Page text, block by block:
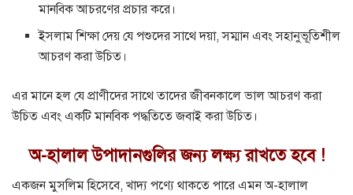
মানবিক আচরণের প্রচার করে।
ইসলাম শিক্ষা দেয় যে পশুদের সাথে দয়া, সম্মান এবং সহানুভূতিশীল
আচরণ করা উচিত।
এর মানে হল যে প্রাণীদের সাথে তাদের জীবনকালে ভাল আচরণ করা
উচিত এবং একটি মানবিক পদ্ধতিতে জবাই করা উচিত।
অ-হালাল উপাদানগুলির জন্য লক্ষ্য রাখতে হবে !
একজন মুসলিম হিসেবে, খাদ্য পণ্যে থাকতে পারে এমন অ-হালাল